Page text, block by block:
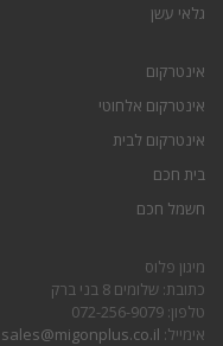
גלאי עשן
אינטרקום
אינטרקום אלחוטי
אינטרקום לבית
בית חכם
חשמל חכם
מיגון פלוס
כתובת: שלומים 8 בני ברק
טלפון: 072-256-9079
אימייל: sales@migonplus.co.il